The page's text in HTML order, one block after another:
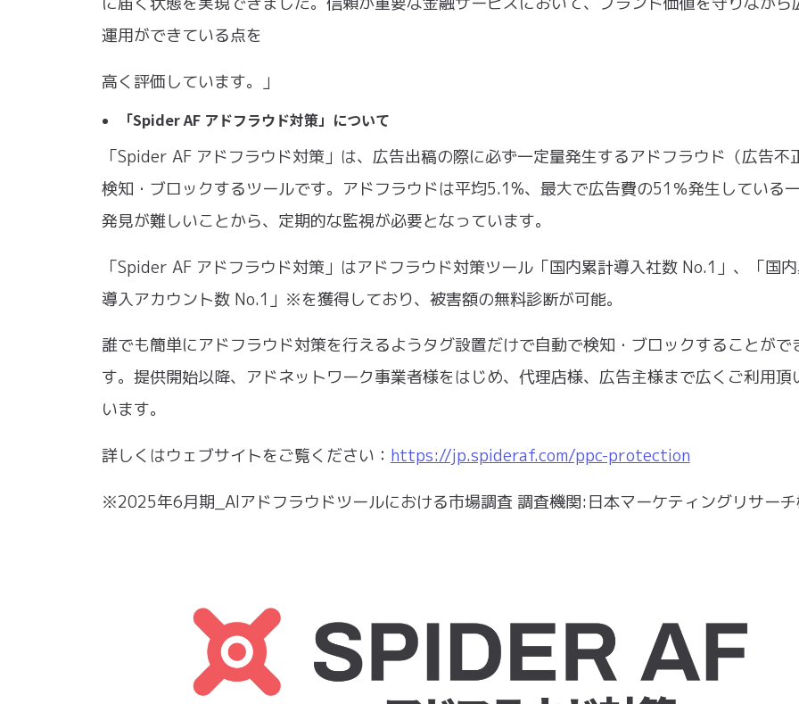
運⽤ができている点を
⾼く評価しています。」
「Spider AF アドフラウド対策」について
「Spider AF アドフラウド対策」は、広告出稿の際に必ず⼀定量発⽣するアドフラウド（広告不
検知・ブロックするツールです。アドフラウドは平均5.1%、最⼤で広告費の51％発⽣している
発⾒が難しいことから、定期的な監視が必要となっています。
「Spider AF アドフラウド対策」はアドフラウド対策ツール「国内累計導⼊社数 No.1」、「国
導⼊アカウント数 No.1」※を獲得しており、被害額の無料診断が可能。
誰でも簡単にアドフラウド対策を⾏えるようタグ設置だけで⾃動で検知・ブロックすることがで
す。提供開始以降、アドネットワーク事業者様をはじめ、代理店様、広告主様まで広くご利⽤頂
います。
詳しくはウェブサイトをご覧ください： https://jp.spideraf.com/ppc-protection
※2025年6⽉期_AIアドフラウドツールにおける市場調査 調査機関:⽇本マーケティングリサー